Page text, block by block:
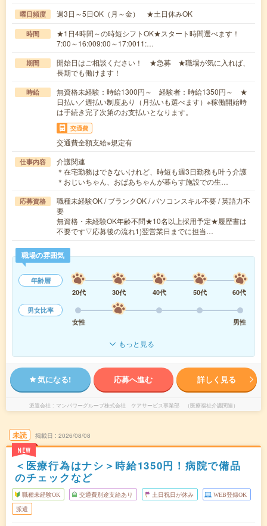
曜日頻度 週3日～5日OK（月～金） ★土日休みOK
時間
★1日4時間～の時短シフトOK★スタート時間選べます！
7:00～16:009:00～17:0011:…
期間
開始日はご相談ください！ ★急募 ★職場が気に入れば、
長期でも働けます！
時給
無資格未経験：時給1300円～ 経験者：時給1350円～ ★
日払い／週払い制度あり（月払いも選べます）※稼働開始時
は手続き完了次第のお支払いとなります。
交通費
交通費全額支給※規定有
仕事内容
介護関連
＊在宅勤務はできないけれど、時短も週3日勤務も叶う介護
＊おじいちゃん、おばあちゃんが暮らす施設での生…
応募資格
職種未経験OK / ブランクOK / パソコンスキル不要 / 英語力不
要
無資格・未経験OK年齢不問★10名以上採用予定★履歴書は
不要です▽応募後の流れ1)翌営業日までに担当…
職場の雰囲気
年齢層
20代
30代 40代 50代
60代
男女比率
女性
男性
もっと見る
気になる! 応募へ進む 詳しく見る
派遣会社 マンパワーグループ株式会社 ケアサービス事業部 （医療福祉介護関連）
未読
NEW
掲載日 2026/08/08
＜医療行為はナシ＞時給1350円！病院で備品
のチェックなど
職種未経験OK 交通費別途支給あり 土日祝日が休み WEB登録OK
派遣